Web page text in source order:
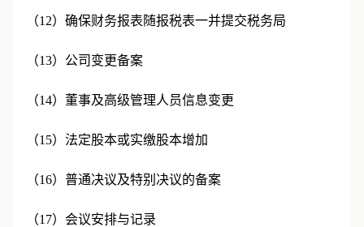
（12）确保财务报表随报税表一并提交税务局
（13）公司变更备案
（14）董事及高级管理人员信息变更
（15）法定股本或实缴股本增加
（16）普通决议及特别决议的备案
（17）会议安排与记录